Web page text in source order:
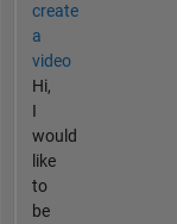
create
a
video
Hi,
I
would
like
to
be